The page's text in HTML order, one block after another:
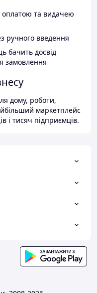
оплатою та видачею
ручного введення
бачить досвід
замовлення
дому, роботи,
маркетплейс
і тисяч підприємців.